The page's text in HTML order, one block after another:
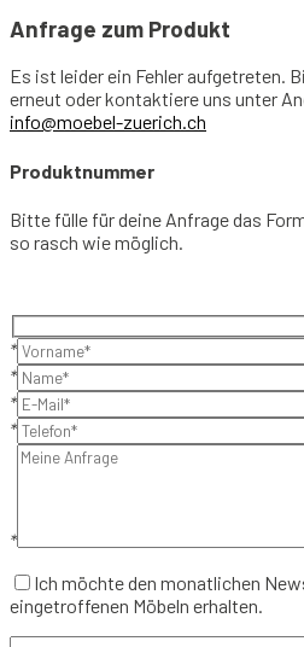
Anfrage zum Produkt
Es ist leider ein Fehler aufgetreten.
erneut oder kontaktiere uns unter
info@moebel-zuerich.ch
Produktnummer
Bitte fülle für deine Anfrage das
so rasch wie möglich.
*
*
*
*
*
Ich möchte den monatlichen
eingetroffenen Möbeln erhalten.